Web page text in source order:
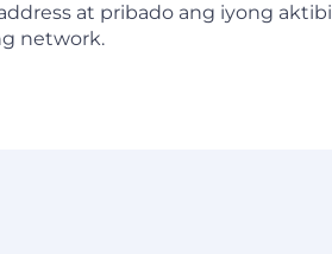
at pribado ang iyong
network.